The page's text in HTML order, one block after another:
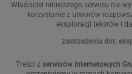
Właściciel niniejszego serwisu nie
korzystanie z utworów
eksploracji tekstów i
zastrzeżeniu dot.
Treści z serwisów internetowych